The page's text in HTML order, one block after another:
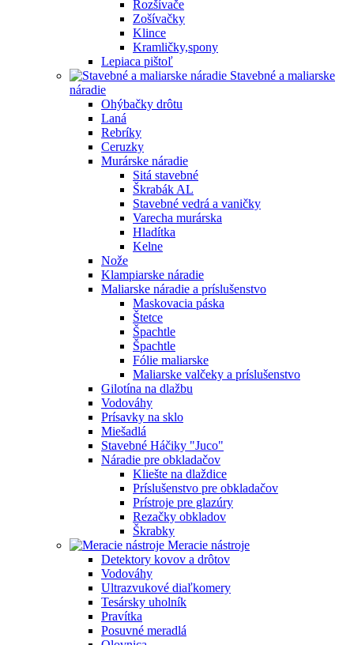
Rozšívače
Zošívačky
Klince
Kramličky,spony
Lepiaca pištoľ
Stavebné a maliarske
náradie
Ohýbačky drôtu
Laná
Rebríky
Ceruzky
Murárske náradie
Sitá stavebné
Škrabák AL
Stavebné vedrá a vaničky
Varecha murárska
Hladítka
Kelne
Nože
Klampiarske náradie
Maliarske náradie a príslušenstvo
Maskovacia páska
Štetce
Špachtle
Špachtle
Fólie maliarske
Maliarske valčeky a príslušenstvo
Gilotína na dlažbu
Vodováhy
Prísavky na sklo
Miešadlá
Stavebné Háčiky "Juco"
Náradie pre obkladačov
Kliešte na dlaždice
Príslušenstvo pre obkladačov
Prístroje pre glazúry
Rezačky obkladov
Škrabky
Meracie nástroje
Detektory kovov a drôtov
Vodováhy
Ultrazvukové diaľkomery
Tesársky uholník
Pravítka
Posuvné meradlá